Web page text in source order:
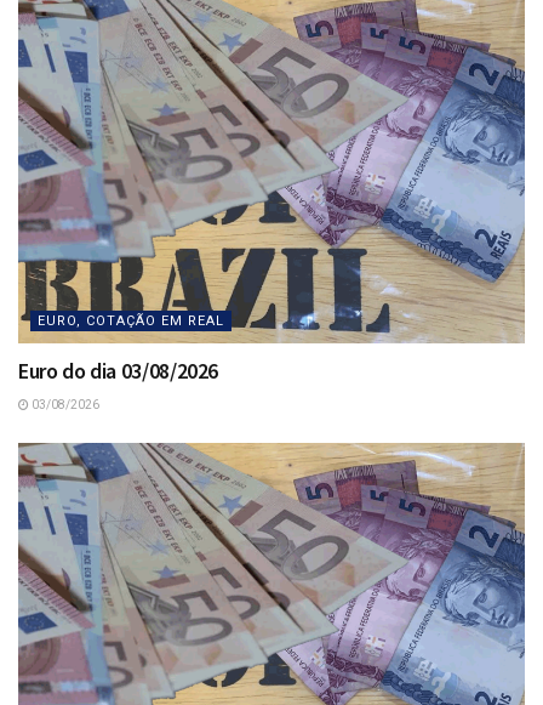
EURO, COTAÇÃO EM REAL
Euro do dia 03/08/2026
03/08/2026